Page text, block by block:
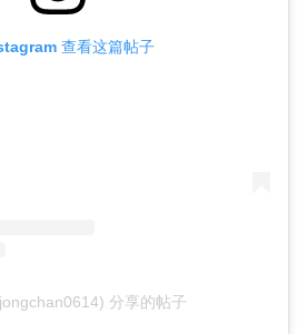
查看这篇帖子
(@jongchan0614) 分享的帖子